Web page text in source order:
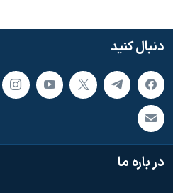
دنبال کنید
در باره ما